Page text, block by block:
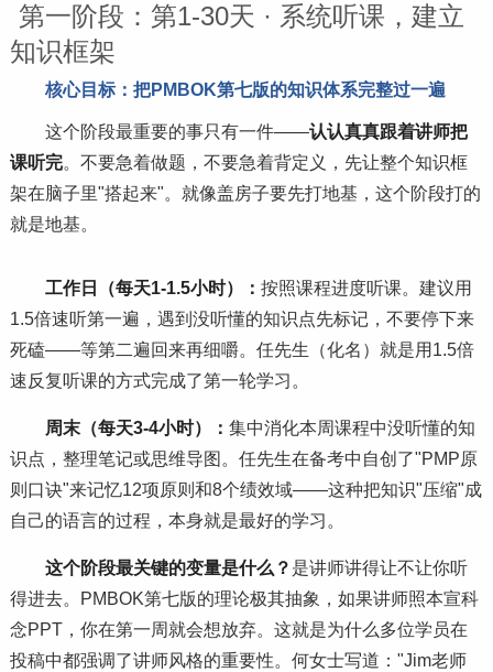
第一阶段：第1-30天 · 系统听课，建立
知识框架
核心目标：把PMBOK第七版的知识体系完整过一遍
这个阶段最重要的事只有一件——认认真真跟着讲师把
课听完。不要急着做题，不要急着背定义，先让整个知识框
架在脑子里"搭起来"。就像盖房子要先打地基，这个阶段打的
就是地基。
工作日（每天1-1.5小时）： 按照课程进度听课。建议用
1.5倍速听第一遍，遇到没听懂的知识点先标记，不要停下来
死磕——等第二遍回来再细嚼。任先生（化名）就是用1.5倍
速反复听课的方式完成了第一轮学习 。
周末（每天3-4小时）： 集中消化本周课程中没听懂的知
识点，整理笔记或思维导图。任先生在备考中自创了"PMP原
则口诀"来记忆12项原则和8个绩效域——这种把知识"压缩"成
自己的语言的过程，本身就是最好的学习 。
这个阶段最关键的变量是什么？ 是讲师讲得让不让你听
得进去。PMBOK第七版的理论极其抽象，如果讲师照本宣科
念PPT，你在第一周就会想放弃。这就是为什么多位学员在
投稿中都强调了讲师风格的重要性。何女士写道："Jim老师